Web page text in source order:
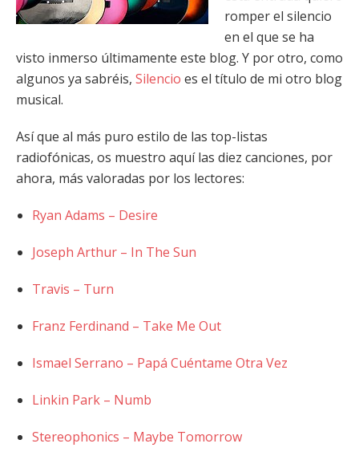
romper el silencio
en el que se ha
visto inmerso últimamente este blog. Y por otro, como
algunos ya sabréis, Silencio es el título de mi otro blog
musical.
Así que al más puro estilo de las top-listas
radiofónicas, os muestro aquí las diez canciones, por
ahora, más valoradas por los lectores:
Ryan Adams – Desire
Joseph Arthur – In The Sun
Travis – Turn
Franz Ferdinand – Take Me Out
Ismael Serrano – Papá Cuéntame Otra Vez
Linkin Park – Numb
Stereophonics – Maybe Tomorrow